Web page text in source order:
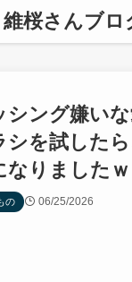
維桜さんブロ
シング嫌い
シを試した
なりましたｗ
の 06/25/2026